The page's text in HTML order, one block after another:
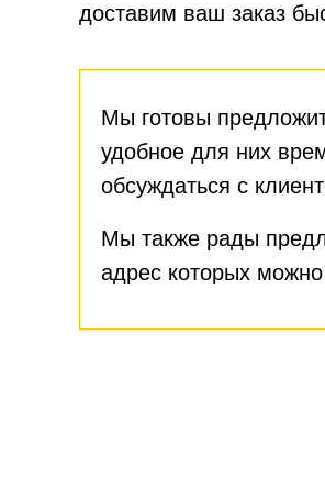
Мы готовы
удобное для них
обсуждаться с
Мы также рады
адрес которых
доставим ваш заказ